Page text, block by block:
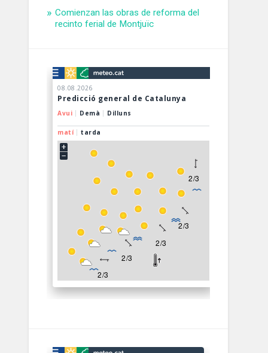
Comienzan las obras de reforma del
recinto ferial de Montjuïc